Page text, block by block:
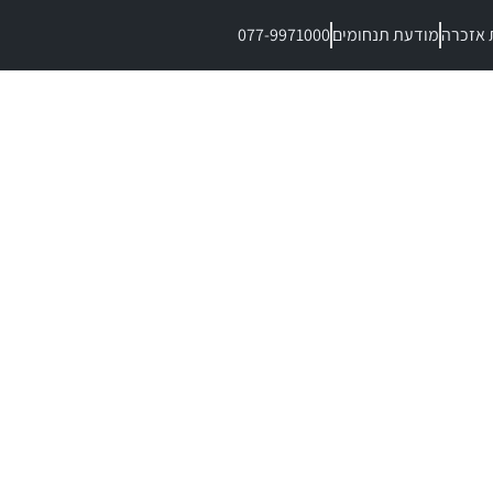
אזכרהמודעת תנחומים077-9971000